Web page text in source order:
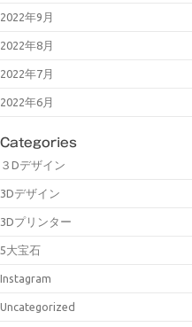
2022年9月
2022年8月
2022年7月
2022年6月
Categories
３Dデザイン
3Dデザイン
3Dプリンター
5大宝石
Instagram
Uncategorized